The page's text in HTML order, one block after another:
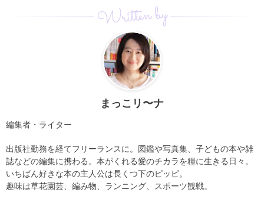
Written by
まっこリ〜ナ
編集者・ライター
出版社勤務を経てフリーランスに。図鑑や写真集、子どもの本や雑
誌などの編集に携わる。本がくれる愛のチカラを糧に生きる日々。
いちばん好きな本の主人公は長くつ下のピッピ。
趣味は草花園芸、編み物、ランニング、スポーツ観戦。